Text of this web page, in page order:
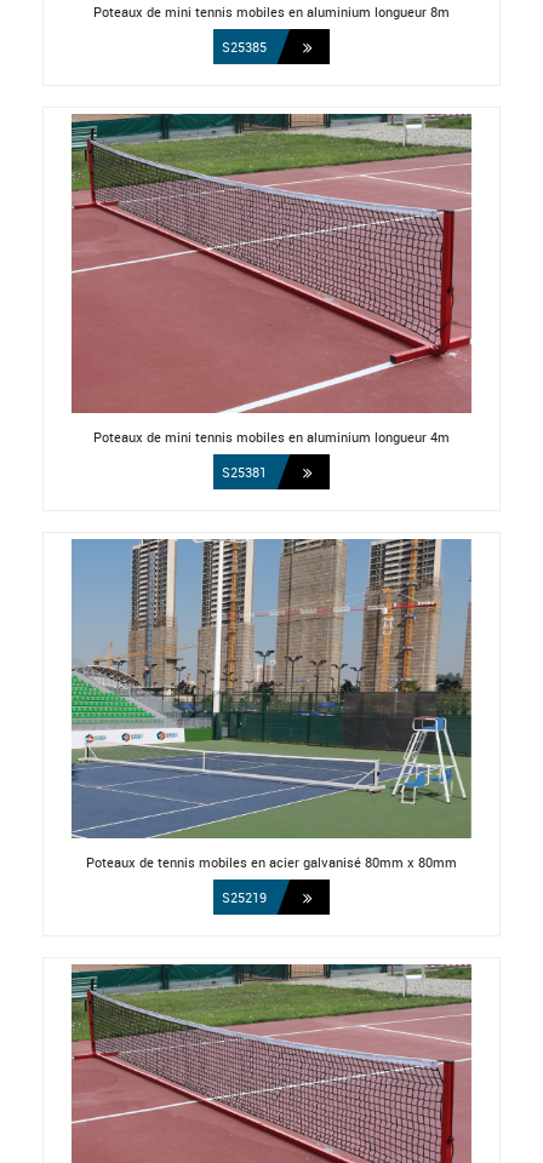
Poteaux de mini tennis mobiles en aluminium longueur 8m
S25385
Poteaux de mini tennis mobiles en aluminium longueur 4m
S25381
Poteaux de tennis mobiles en acier galvanisé 80mm x 80mm
S25219